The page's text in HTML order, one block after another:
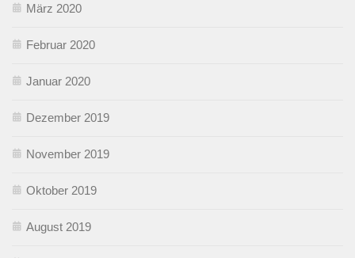
März 2020
Februar 2020
Januar 2020
Dezember 2019
November 2019
Oktober 2019
August 2019